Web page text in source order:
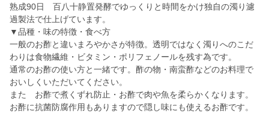
熟成90日 百八十静置発酵でゆっくりと時間をかけ独自の濁り濾
過製法で仕上げています。
▼品種・味の特徴・食べ方
一般のお酢と違いまろやかさが特徴。透明ではなく濁りへのこだ
わりは食物繊維・ビタミン・ポリフェノールを残す為です。
通常のお酢の使い方と一緒です。酢の物・南蛮酢などのお料理で
おいしくいただいてください。
また お酢で煮くずれ防止・お酢で肉や魚を柔らかくなります。
お酢に抗菌防腐作用もありますので隠し味にも使えるお酢です。